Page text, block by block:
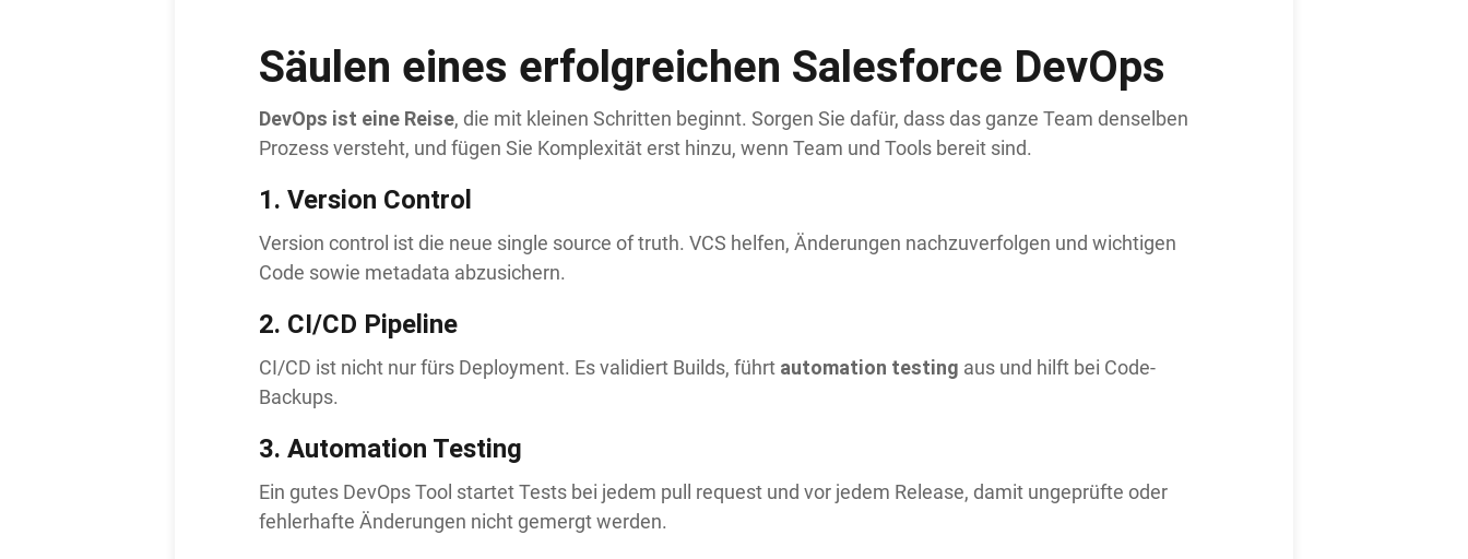
Säulen eines erfolgreichen Salesforce DevOps
DevOps ist eine Reise, die mit kleinen Schritten beginnt. Sorgen Sie dafür, dass das ganze Team denselben
Prozess versteht, und fügen Sie Komplexität erst hinzu, wenn Team und Tools bereit sind.
1. Version Control
Version control ist die neue single source of truth. VCS helfen, Änderungen nachzuverfolgen und wichtigen
Code sowie metadata abzusichern.
2. CI/CD Pipeline
CI/CD ist nicht nur fürs Deployment. Es validiert Builds, führt automation testing aus und hilft bei Code-
Backups.
3. Automation Testing
Ein gutes DevOps Tool startet Tests bei jedem pull request und vor jedem Release, damit ungeprüfte oder
fehlerhafte Änderungen nicht gemergt werden.